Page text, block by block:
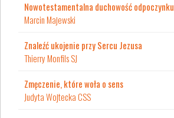
Nowotestamentalna duchowość odpoczynku
Marcin Majewski
Znaleźć ukojenie przy Sercu Jezusa
Thierry Monfils SJ
Zmęczenie, które woła o sens
Judyta Wojtecka CSS